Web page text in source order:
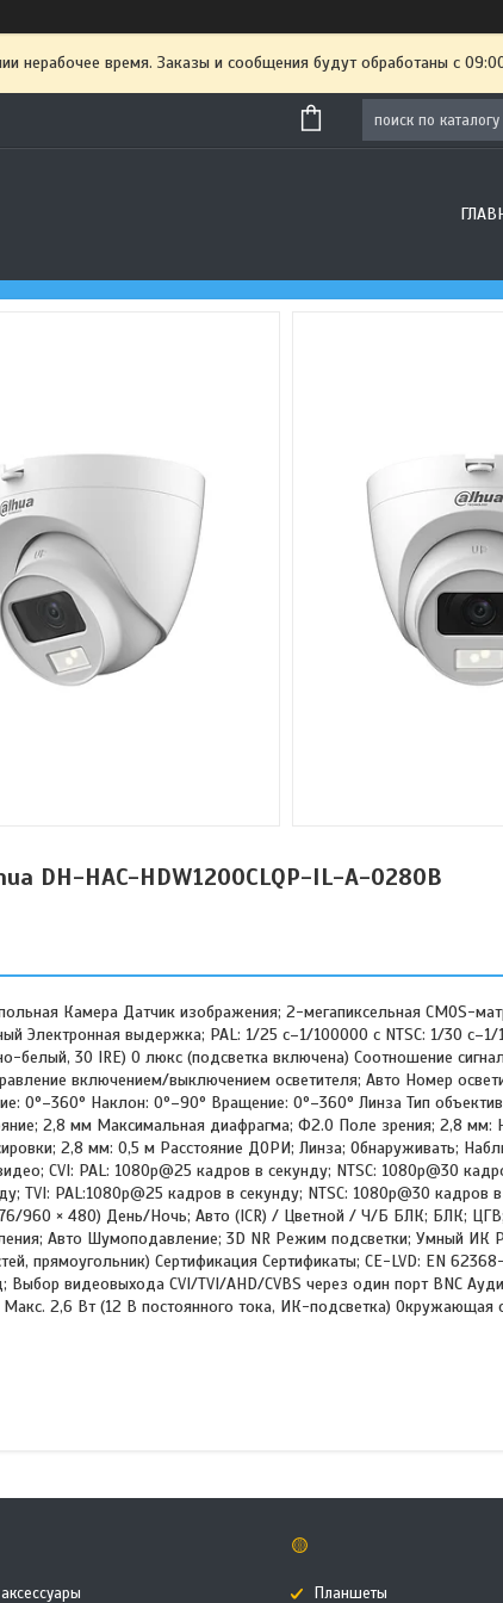
нерабочее время. Заказы и сообщения будут обработаны с
DH-HAC-HDW1200CLQP-IL-A-0280B
Камера Датчик изображения; 2-мегапиксельная CMOS-
Электронная выдержка; PAL: 1/25 с–1/100000 с NTSC: 1/30
белый, 30 IRE) 0 люкс (подсветка включена) Соотношение
включением/выключением осветителя; Авто Номер
0°–360° Наклон: 0°–90° Вращение: 0°–360° Линза Тип
2,8 мм Максимальная диафрагма; Ф2.0 Поле зрения; 2,8 мм:
2,8 мм: 0,5 м Расстояние ДОРИ; Линза; Обнаруживать;
CVI: PAL: 1080p@25 кадров в секунду; NTSC: 1080p@30
TVI: PAL:1080p@25 кадров в секунду; NTSC: 1080p@30 кадров в
960 × 480) День/Ночь; Авто (ICR) / Цветной / Ч/Б БЛК; БЛК;
Авто Шумоподавление; 3D NR Режим подсветки; Умный
прямоугольник) Сертификация Сертификаты; CE-LVD: EN
Выбор видеовыхода CVI/TVI/AHD/CVBS через один порт BNC
Макс. 2,6 Вт (12 В постоянного тока, ИК-подсветка) Окружающая
🟡
Планшеты